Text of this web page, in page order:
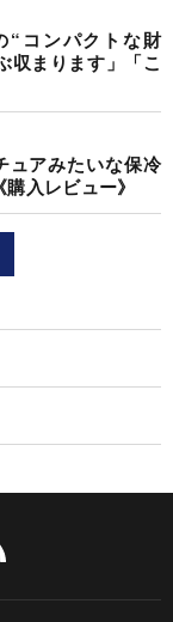
コンパクトな財
収まります」「こ
アみたいな保冷
入レビュー》